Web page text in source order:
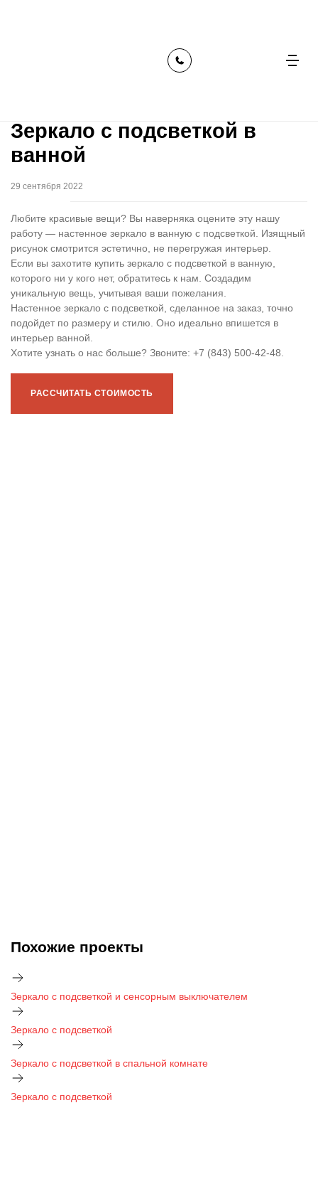
зеркало с подсветкой в ванной
Зеркало с подсветкой в
ванной
29 сентября 2022
Любите красивые вещи? Вы наверняка оцените эту нашу
работу — настенное зеркало в ванную с подсветкой. Изящный
рисунок смотрится эстетично, не перегружая интерьер.
Если вы захотите купить зеркало с подсветкой в ванную,
которого ни у кого нет, обратитесь к нам. Создадим
уникальную вещь, учитывая ваши пожелания.
Настенное зеркало с подсветкой, сделанное на заказ, точно
подойдет по размеру и стилю. Оно идеально впишется в
интерьер ванной.
Хотите узнать о нас больше? Звоните: +7 (843) 500-42-48.
РАССЧИТАТЬ СТОИМОСТЬ
Похожие проекты
Зеркало с подсветкой и сенсорным выключателем
Зеркало с подсветкой
Зеркало с подсветкой в спальной комнате
Зеркало с подсветкой